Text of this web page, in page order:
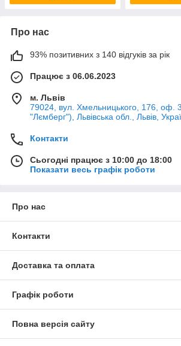
Про нас
93% позитивних з 140 відгуків за рік
Працює з 06.06.2023
м. Львів
79024, вул. Хмельницького, 176, оф.
"Лємберг"), Львівська обл., Львів,
Контакти
Сьогодні працює з 10:00 до 18:00
Показати весь графік роботи
Про нас
Контакти
Доставка та оплата
Графік роботи
Повна версія сайту